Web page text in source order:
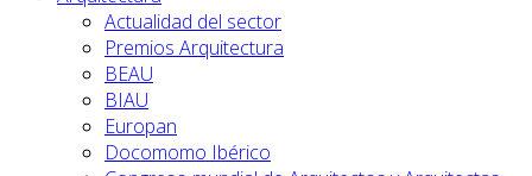
Actualidad del sector
Premios Arquitectura
BEAU
BIAU
Europan
Docomomo Ibérico